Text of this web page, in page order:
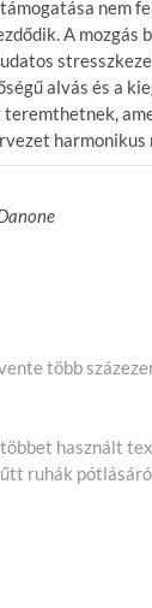
nem
A mozgás
alvás és a
harmonikus
több
használt
ruhák